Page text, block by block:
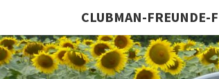
CLUBMAN-FREUNDE-